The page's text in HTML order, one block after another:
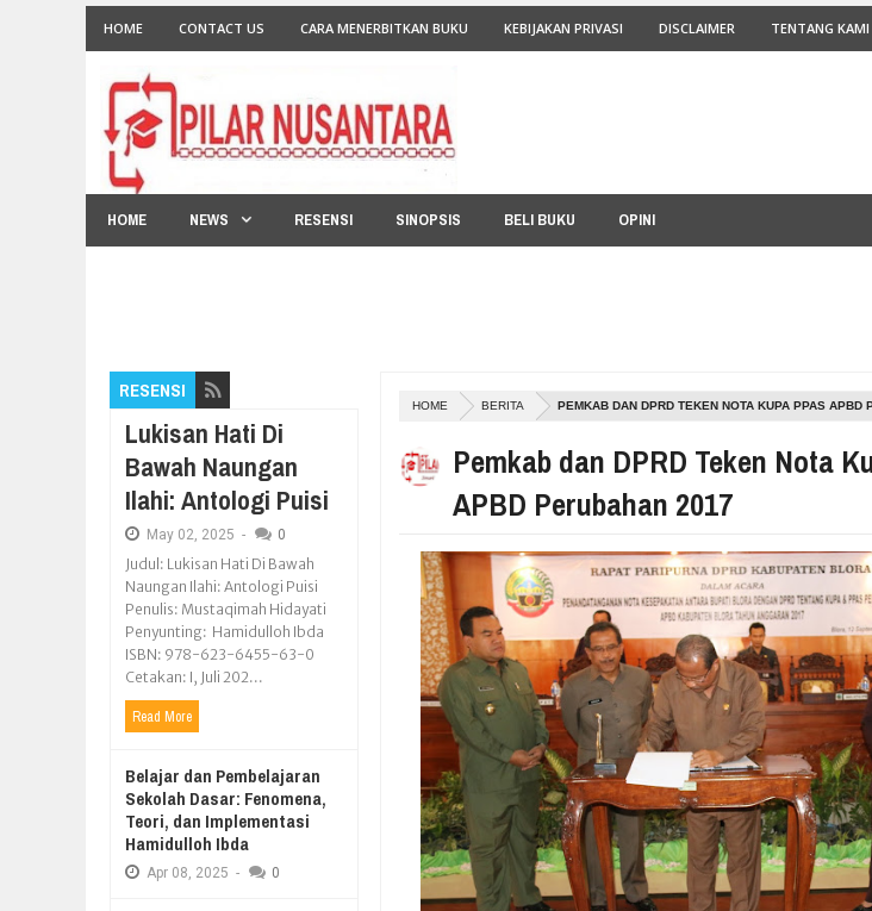
HOME CONTACT US CARA MENERBITKAN BUKU KEBIJAKAN PRIVASI DISCLAIMER TENTANG KAMI
HOME NEWS RESENSI SINOPSIS BELI BUKU OPINI
HOME BERITA PEMKAB DAN DPRD TEKEN NOTA KUPA PPAS APBD
Pemkab dan DPRD Teken Nota
APBD Perubahan 2017
RESENSI
Lukisan Hati Di
Bawah Naungan
Ilahi: Antologi Puisi
May 02, 2025 - 0
Judul: Lukisan Hati Di Bawah
Naungan Ilahi: Antologi Puisi
Penulis: Mustaqimah Hidayati
Penyunting: Hamidulloh Ibda
ISBN: 978-623-6455-63-0
Cetakan: I, Juli 202...
Read More
Belajar dan Pembelajaran
Sekolah Dasar: Fenomena,
Teori, dan Implementasi
Hamidulloh Ibda
Apr 08, 2025 - 0